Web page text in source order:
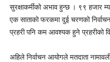
सुरक्षाकर्मीको अभाव हुन्छ । ९९ हजार
एक साताको फरकमा दुई चरणको
प्रहरी पनि कम आवश्यक हुने प्रहरीको
अहिले निर्वाचन आयोगले मतदाता